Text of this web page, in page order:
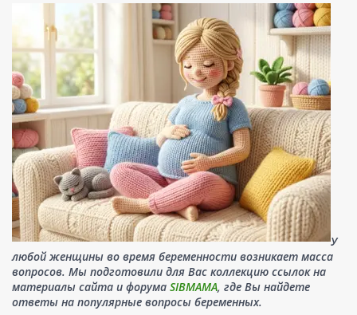
У
любой женщины во время беременности возникает масса
вопросов. Мы подготовили для Вас коллекцию ссылок на
материалы сайта и форума SIBMAMA, где Вы найдете
ответы на популярные вопросы беременных.